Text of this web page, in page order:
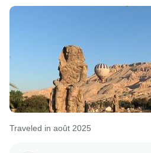
Traveled in août 2025